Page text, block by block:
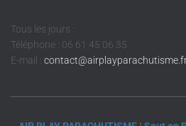
Tous les jours :
Téléphone : 06 61 45 06 35
E-mail :